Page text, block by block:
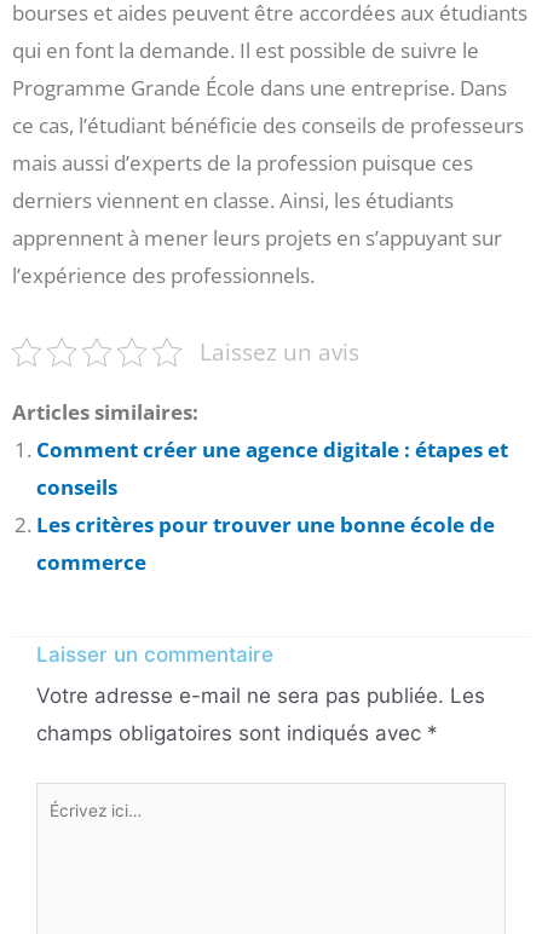
bourses et aides peuvent être accordées aux étudiants
qui en font la demande. Il est possible de suivre le
Programme Grande École dans une entreprise. Dans
ce cas, l’étudiant bénéficie des conseils de professeurs
mais aussi d’experts de la profession puisque ces
derniers viennent en classe. Ainsi, les étudiants
apprennent à mener leurs projets en s’appuyant sur
l’expérience des professionnels.
Laissez un avis
Articles similaires:
Comment créer une agence digitale : étapes et
conseils
Les critères pour trouver une bonne école de
commerce
Laisser un commentaire
Votre adresse e-mail ne sera pas publiée. Les
champs obligatoires sont indiqués avec *
Écrivez